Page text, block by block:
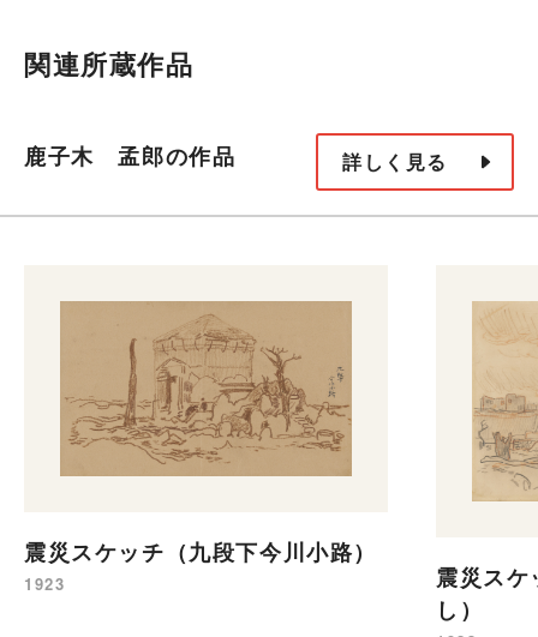
関連所蔵作品
鹿子木 孟郎の作品 詳しく見る
震災スケッチ（九段下今川小路）
1923
震災ス
し）